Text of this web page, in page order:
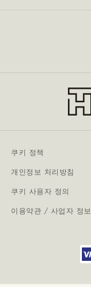
쿠키 정책
개인정보 처리방침
쿠키 사용자 정의
이용약관 / 사업자 정보